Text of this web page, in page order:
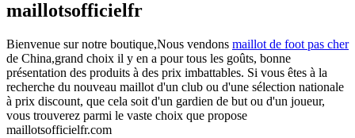
maillotsofficielfr
Bienvenue sur notre boutique,Nous vendons maillot de foot pas cher
de China,grand choix il y en a pour tous les goûts, bonne
présentation des produits à des prix imbattables. Si vous êtes à la
recherche du nouveau maillot d'un club ou d'une sélection nationale
à prix discount, que cela soit d'un gardien de but ou d'un joueur,
vous trouverez parmi le vaste choix que propose
maillotsofficielfr.com